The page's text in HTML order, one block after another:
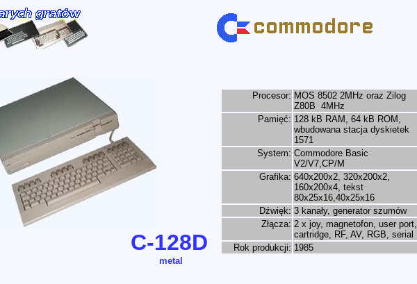
C-128D
metal
Procesor: MOS 8502 2MHz oraz Zilog
Z80B 4MHz
Pamięć: 128 kB RAM, 64 kB ROM,
wbudowana stacja dyskietek
1571
System: Commodore Basic
V2/V7,CP/M
Grafika: 640x200x2, 320x200x2,
160x200x4, tekst
80x25x16,40x25x16
Dźwięk: 3 kanały, generator szumów
Złącza: 2 x joy, magnetofon, user port,
cartridge, RF, AV, RGB, serial
Rok produkcji: 1985